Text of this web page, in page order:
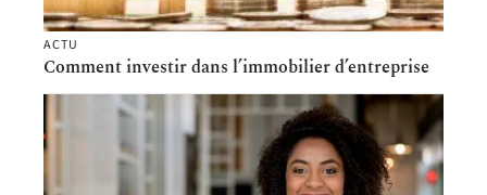
ACTU
Comment investir dans l’immobilier d’entreprise